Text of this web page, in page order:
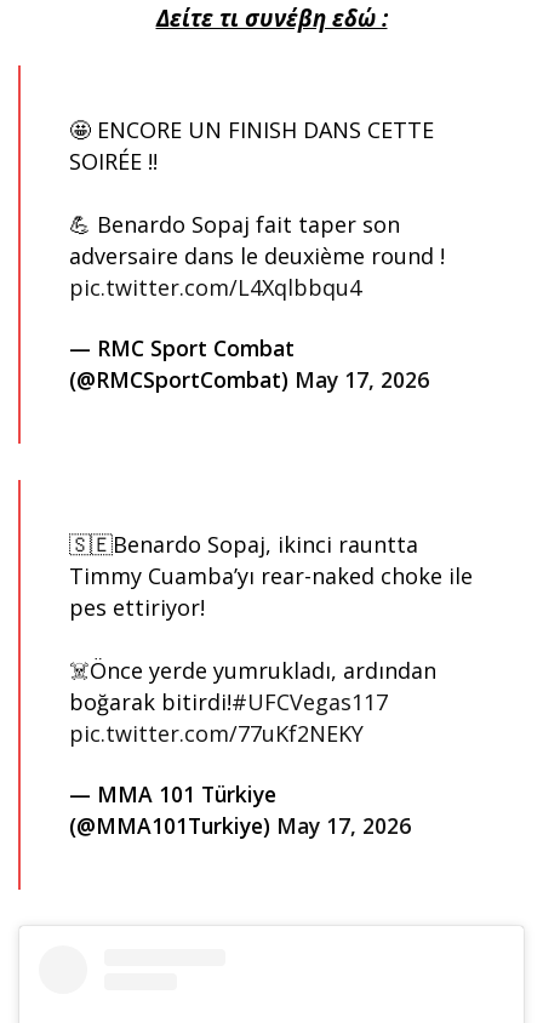
Δείτε τι συνέβη εδώ :
🤩 ENCORE UN FINISH DANS CETTE
SOIRÉE !!
💪 Benardo Sopaj fait taper son
adversaire dans le deuxième round !
pic.twitter.com/L4Xqlbbqu4
— RMC Sport Combat
(@RMCSportCombat) May 17, 2026
🇸🇪Benardo Sopaj, ikinci rauntta
Timmy Cuamba’yı rear-naked choke ile
pes ettiriyor!
☠️Önce yerde yumrukladı, ardından
boğarak bitirdi!#UFCVegas117
pic.twitter.com/77uKf2NEKY
— MMA 101 Türkiye
(@MMA101Turkiye) May 17, 2026